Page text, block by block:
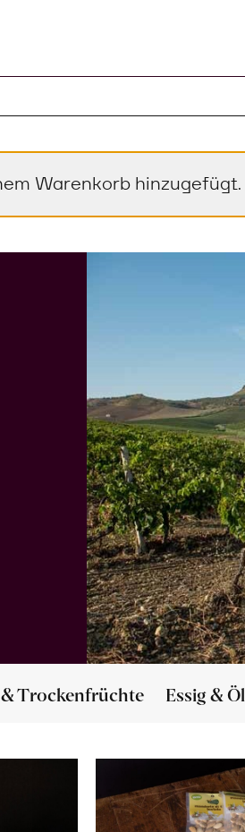
Warenkorb hinzugefügt.
Trockenfrüchte Essig & Öl